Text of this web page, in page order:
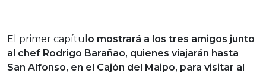
El primer capítul o mostrará a los tres amigos junto
al chef Rodrigo Barañao, quienes viajarán hasta
San Alfonso, en el Cajón del Maipo, para visitar al